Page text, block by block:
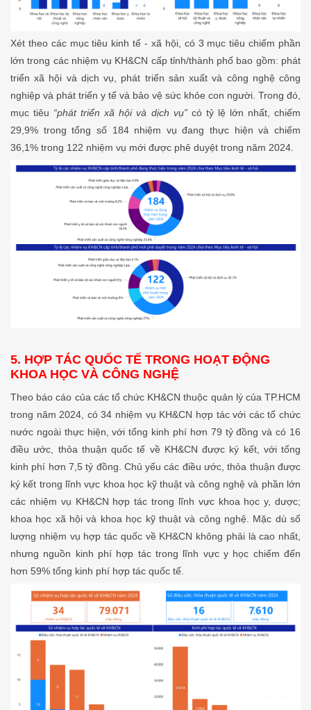
Xét theo các mục tiêu kinh tế - xã hội, có 3 mục tiêu chiếm phần
lớn trong các nhiệm vụ KH&CN cấp tỉnh/thành phố bao gồm: phát
triển xã hội và dịch vụ, phát triển sản xuất và công nghệ công
nghiệp và phát triển y tế và bảo vệ sức khỏe con người. Trong đó,
mục tiêu “phát triển xã hội và dịch vụ”có tỷ lệ lớn nhất, chiếm
29,9% trong tổng số 184 nhiệm vụ đang thực hiện và chiếm
36,1% trong 122 nhiệm vụ mới được phê duyệt trong năm 2024.
5. HỢP TÁC QUỐC TẾ TRONG HOẠT ĐỘNG
KHOA HỌC VÀ CÔNG NGHỆ
Theo báo cáo của các tổ chức KH&CN thuộc quản lý của TP.HCM
trong năm 2024, có 34 nhiệm vụ KH&CN hợp tác với các tổ chức
nước ngoài thực hiện, với tổng kinh phí hơn 79 tỷ đồng và có 16
điều ước, thỏa thuận quốc tế về KH&CN được ký kết, với tổng
kinh phí hơn 7,5 tỷ đồng. Chủ yếu các điều ước, thỏa thuận được
ký kết trong lĩnh vực khoa học kỹ thuật và công nghệ và phần lớn
các nhiệm vụ KH&CN hợp tác trong lĩnh vực khoa học y, dược;
khoa học xã hội và khoa học kỹ thuật và công nghệ. Mặc dù số
lượng nhiệm vụ hợp tác quốc về KH&CN không phải là cao nhất,
nhưng nguồn kinh phí hợp tác trong lĩnh vực y học chiếm đến
hơn 59% tổng kinh phí hợp tác quốc tế.